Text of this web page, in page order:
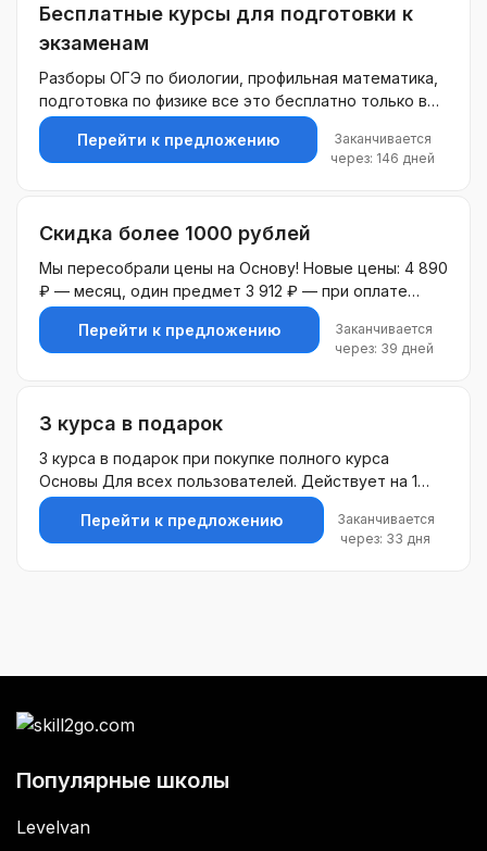
Бесплатные курсы для подготовки к
экзаменам
Разборы ОГЭ по биологии, профильная математика,
подготовка по физике все это бесплатно только в
онлайн школе Вебиум!
Перейти к предложению
Заканчивается
через: 146 дней
Скидка более 1000 рублей
Мы пересобрали цены на Основу! Новые цены: 4 890
₽ — месяц, один предмет 3 912 ₽ — при оплате
всего курса + 3 курса в подарок! 3 668 ₽ — при
подготовке по 2+ предметам
Перейти к предложению
Заканчивается
через: 39 дней
3 курса в подарок
3 курса в подарок при покупке полного курса
Основы Для всех пользователей. Действует на 1
покупку. Суммируется с другими акциями.
Действует на полный курс Основы Без ограничения
скидки.
Перейти к предложению
Заканчивается
через: 33 дня
Популярные школы
Levelvan